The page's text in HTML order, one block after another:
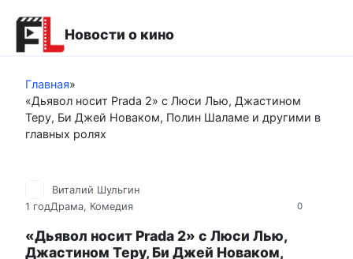
контенту
Новости о кино
Главная»
«Дьявол носит Prada 2» с Люси Лью, Джастином
Теру, Би Джей Новаком, Полин Шаламе и другими в
главных ролях
0
Виталий Шульгин
1 годДрама, Комедия
«Дьявол носит Prada 2» с Люси Лью,
Джастином Теру, Би Джей Новаком,